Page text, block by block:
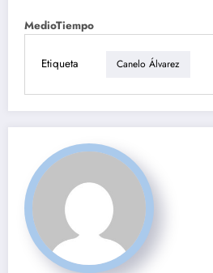
MedioTiempo
Etiqueta Canelo Álvarez